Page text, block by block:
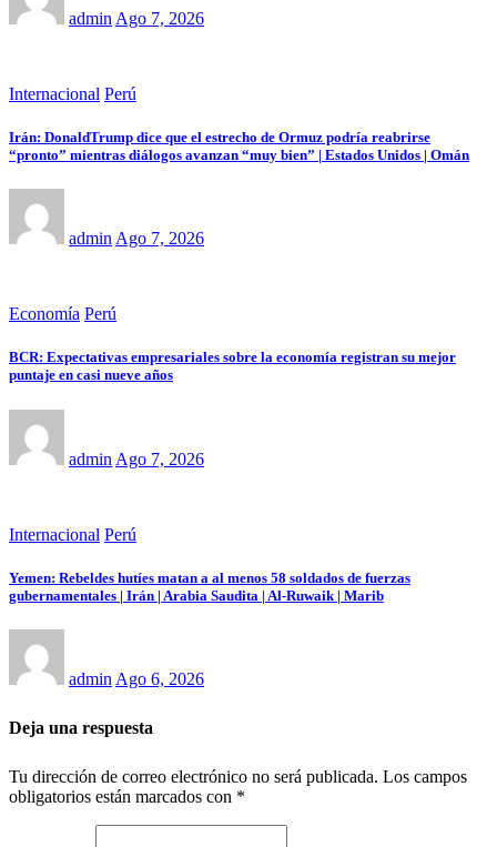
admin Ago 7, 2026
Internacional Perú
Irán: DonaldTrump dice que el estrecho de Ormuz podría reabrirse
“pronto” mientras diálogos avanzan “muy bien” | Estados Unidos | Omán
admin Ago 7, 2026
Economía Perú
BCR: Expectativas empresariales sobre la economía registran su mejor
puntaje en casi nueve años
admin Ago 7, 2026
Internacional Perú
Yemen: Rebeldes hutíes matan a al menos 58 soldados de fuerzas
gubernamentales | Irán | Arabia Saudita | Al-Ruwaik | Marib
admin Ago 6, 2026
Deja una respuesta
Tu dirección de correo electrónico no será publicada. Los campos
obligatorios están marcados con *